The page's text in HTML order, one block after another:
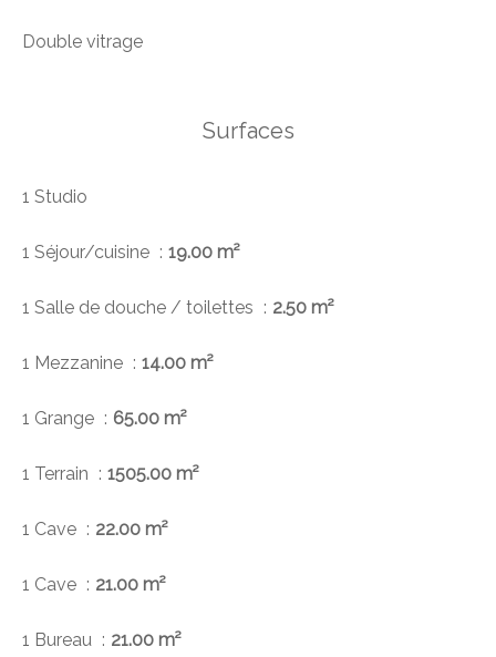
Double vitrage
Surfaces
1 Studio
1 Séjour/cuisine 19.00 m²
1 Salle de douche / toilettes 2.50 m²
1 Mezzanine 14.00 m²
1 Grange 65.00 m²
1 Terrain 1505.00 m²
1 Cave 22.00 m²
1 Cave 21.00 m²
1 Bureau 21.00 m²